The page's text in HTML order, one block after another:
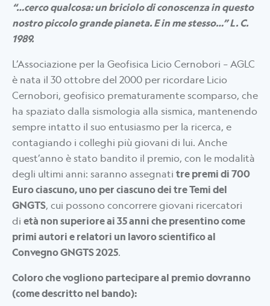
“…cerco qualcosa: un briciolo di conoscenza in questo
nostro piccolo grande pianeta. E in me stesso…” L. C.
1989.
L’Associazione per la Geofisica Licio Cernobori – AGLC
è nata il 30 ottobre del 2000 per ricordare Licio
Cernobori, geofisico prematuramente scomparso, che
ha spaziato dalla sismologia alla sismica, mantenendo
sempre intatto il suo entusiasmo per la ricerca, e
contagiando i colleghi più giovani di lui. Anche
quest’anno è stato bandito il premio, con le modalità
degli ultimi anni: saranno assegnati tre premi di 700
Euro ciascuno, uno per ciascuno dei tre Temi del
GNGTS, cui possono concorrere giovani ricercatori
di età non superiore ai 35 anni che presentino come
primi autori e relatori un lavoro scientifico al
Convegno GNGTS 2025.
Coloro che vogliono partecipare al premio dovranno
(come descritto nel bando):